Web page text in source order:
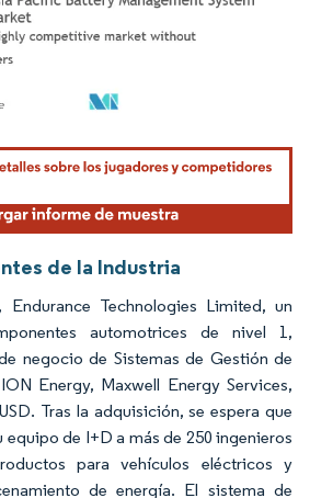
El uso requiere atribución según CC BY 4.0.
de la Industria
Technologies Limited, un
automotrices de nivel 1,
negocio de Sistemas de Gestión de
Energy, Maxwell Energy Services,
Tras la adquisición, se espera que
equipo de I+D a más de 250 ingenieros
para vehículos eléctricos y
de energía. El sistema de